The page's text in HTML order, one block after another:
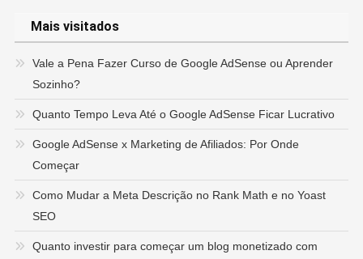
Mais visitados
Vale a Pena Fazer Curso de Google AdSense ou Aprender
Sozinho?
Quanto Tempo Leva Até o Google AdSense Ficar Lucrativo
Google AdSense x Marketing de Afiliados: Por Onde
Começar
Como Mudar a Meta Descrição no Rank Math e no Yoast
SEO
Quanto investir para começar um blog monetizado com